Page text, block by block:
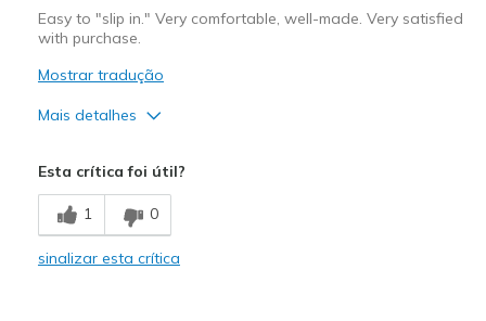
Easy to "slip in." Very comfortable, well-made. Very satisfied
with purchase.
Mostrar tradução
Mais detalhes
Width
Sizing
Feels true to size
Esta crítica foi útil?
1 0
sinalizar esta crítica